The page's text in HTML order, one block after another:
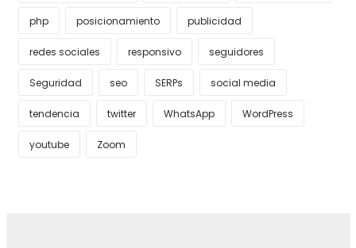
php posicionamiento publicidad
redes sociales responsivo seguidores
Seguridad seo SERPs social media
tendencia twitter WhatsApp WordPress
youtube Zoom